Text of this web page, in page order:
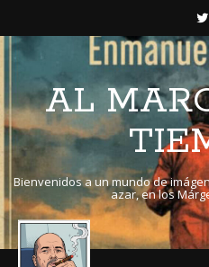
AL
Bienvenidos a un mundo de
azar, en los